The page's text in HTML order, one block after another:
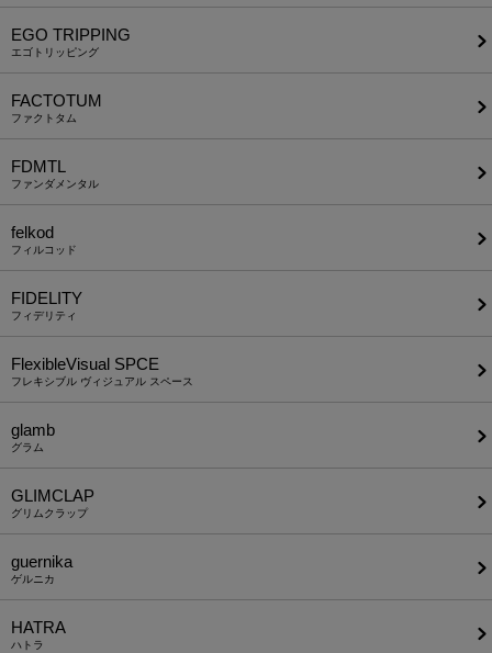
EGO TRIPPING
エゴトリッピング
FACTOTUM
ファクトタム
FDMTL
ファンダメンタル
felkod
フィルコッド
FIDELITY
フィデリティ
FlexibleVisual SPCE
フレキシブル ヴィジュアル スペース
glamb
グラム
GLIMCLAP
グリムクラップ
guernika
ゲルニカ
HATRA
ハトラ